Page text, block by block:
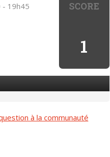
SCORE
1
- 19h45
à la communauté